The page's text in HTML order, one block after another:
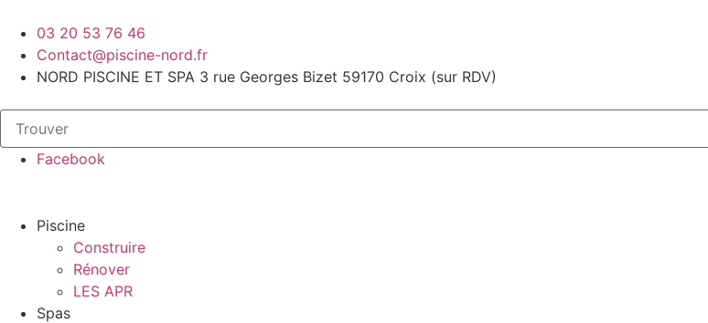
03 20 53 76 46
Contact@piscine-nord.fr
NORD PISCINE ET SPA 3 rue Georges Bizet 59170 Croix (sur RDV)
Facebook
Piscine
Construire
Rénover
LES APR
Spas